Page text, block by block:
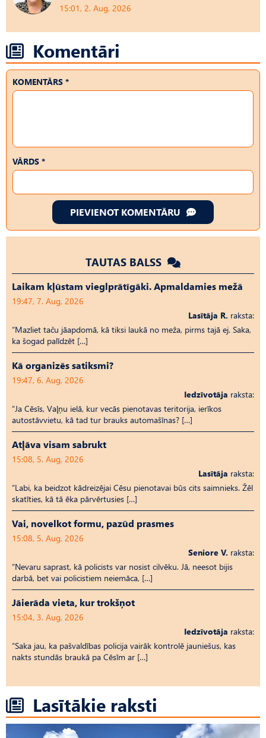
15:01, 2. Aug, 2026
Komentāri
KOMENTĀRS *
VĀRDS *
PIEVIENOT KOMENTĀRU
TAUTAS BALSS
Laikam kļūstam vieglprātīgāki. Apmaldamies mežā
19:47, 7. Aug, 2026
Lasītāja R. raksta:
“Mazliet taču jāapdomā, kā tiksi laukā no meža, pirms tajā ej. Saka,
ka šogad palīdzēt […]
Kā organizēs satiksmi?
19:47, 6. Aug, 2026
Iedzīvotāja raksta:
“Ja Cēsīs, Vaļņu ielā, kur vecās pienotavas teritorija, ierīkos
autostāvvietu, kā tad tur brauks automašīnas? […]
Atļāva visam sabrukt
15:08, 5. Aug, 2026
Lasītāja raksta:
“Labi, ka beidzot kādreizējai Cēsu pienotavai būs cits saimnieks. Žēl
skatīties, kā tā ēka pārvērtusies […]
Vai, novelkot formu, pazūd prasmes
15:08, 5. Aug, 2026
Seniore V. raksta:
“Nevaru saprast, kā policists var nosist cilvēku. Jā, neesot bijis
darbā, bet vai policistiem neiemāca, […]
Jāierāda vieta, kur trokšņot
15:04, 3. Aug, 2026
Iedzīvotāja raksta:
“Saka jau, ka pašvaldības policija vairāk kontrolē jauniešus, kas
nakts stundās braukā pa Cēsīm ar […]
Lasītākie raksti